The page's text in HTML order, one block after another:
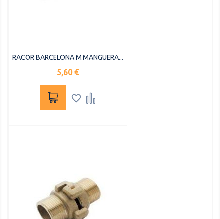
RACOR BARCELONA M MANGUERA...
Precio
5,60 €
 